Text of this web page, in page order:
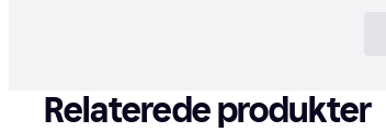
Relaterede produkter